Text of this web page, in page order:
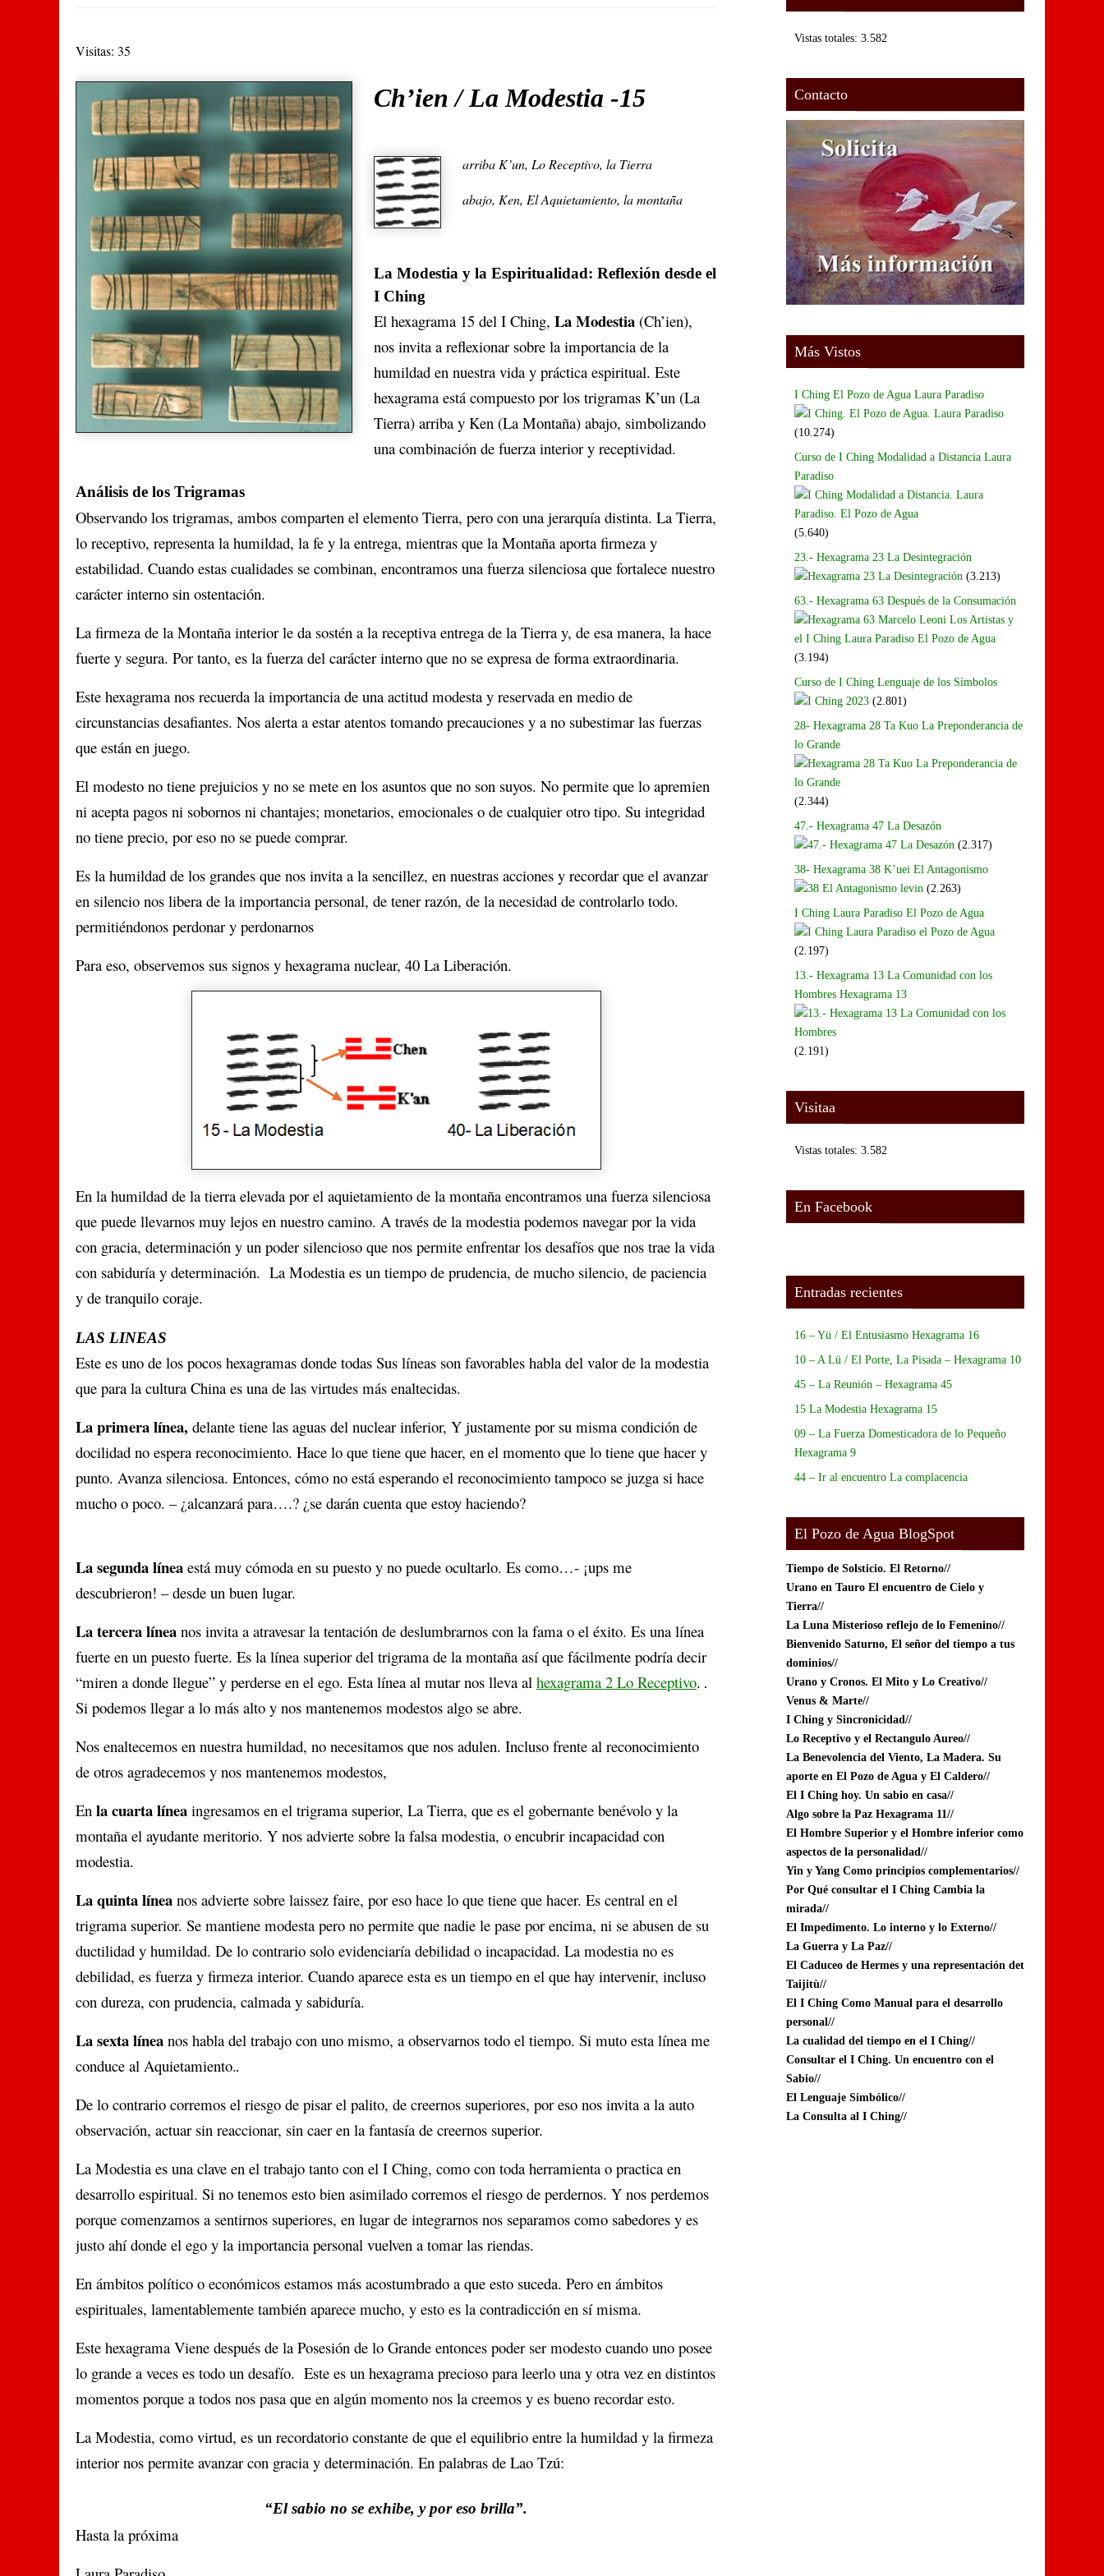
Visitas: 35
Ch’ien / La Modestia -15
arriba K’un, Lo Receptivo, la Tierra
abajo, Ken, El Aquietamiento, la montaña
La Modestia y la Espiritualidad: Reflexión desde el
I Ching
El hexagrama 15 del I Ching, La Modestia (Ch’ien),
nos invita a reflexionar sobre la importancia de la
humildad en nuestra vida y práctica espiritual. Este
hexagrama está compuesto por los trigramas K’un (La
Tierra) arriba y Ken (La Montaña) abajo, simbolizando
una combinación de fuerza interior y receptividad.
Análisis de los Trigramas
Observando los trigramas, ambos comparten el elemento Tierra, pero con una jerarquía distinta. La Tierra,
lo receptivo, representa la humildad, la fe y la entrega, mientras que la Montaña aporta firmeza y
estabilidad. Cuando estas cualidades se combinan, encontramos una fuerza silenciosa que fortalece nuestro
carácter interno sin ostentación.
La firmeza de la Montaña interior le da sostén a la receptiva entrega de la Tierra y, de esa manera, la hace
fuerte y segura. Por tanto, es la fuerza del carácter interno que no se expresa de forma extraordinaria.
Este hexagrama nos recuerda la importancia de una actitud modesta y reservada en medio de
circunstancias desafiantes. Nos alerta a estar atentos tomando precauciones y a no subestimar las fuerzas
que están en juego.
El modesto no tiene prejuicios y no se mete en los asuntos que no son suyos. No permite que lo apremien
ni acepta pagos ni sobornos ni chantajes; monetarios, emocionales o de cualquier otro tipo. Su integridad
no tiene precio, por eso no se puede comprar.
Es la humildad de los grandes que nos invita a la sencillez, en nuestras acciones y recordar que el avanzar
en silencio nos libera de la importancia personal, de tener razón, de la necesidad de controlarlo todo.
permitiéndonos perdonar y perdonarnos
Para eso, observemos sus signos y hexagrama nuclear, 40 La Liberación.
En la humildad de la tierra elevada por el aquietamiento de la montaña encontramos una fuerza silenciosa
que puede llevarnos muy lejos en nuestro camino. A través de la modestia podemos navegar por la vida
con gracia, determinación y un poder silencioso que nos permite enfrentar los desafíos que nos trae la vida
con sabiduría y determinación. La Modestia es un tiempo de prudencia, de mucho silencio, de paciencia
y de tranquilo coraje.
LAS LINEAS
Este es uno de los pocos hexagramas donde todas Sus líneas son favorables habla del valor de la modestia
que para la cultura China es una de las virtudes más enaltecidas.
La primera línea, delante tiene las aguas del nuclear inferior, Y justamente por su misma condición de
docilidad no espera reconocimiento. Hace lo que tiene que hacer, en el momento que lo tiene que hacer y
punto. Avanza silenciosa. Entonces, cómo no está esperando el reconocimiento tampoco se juzga si hace
mucho o poco. – ¿alcanzará para….? ¿se darán cuenta que estoy haciendo?
La segunda línea está muy cómoda en su puesto y no puede ocultarlo. Es como…- ¡ups me
descubrieron! – desde un buen lugar.
La tercera línea nos invita a atravesar la tentación de deslumbrarnos con la fama o el éxito. Es una línea
fuerte en un puesto fuerte. Es la línea superior del trigrama de la montaña así que fácilmente podría decir
“miren a donde llegue” y perderse en el ego. Esta línea al mutar nos lleva al hexagrama 2 Lo Receptivo.
Si podemos llegar a lo más alto y nos mantenemos modestos algo se abre.
Nos enaltecemos en nuestra humildad, no necesitamos que nos adulen. Incluso frente al reconocimiento
de otros agradecemos y nos mantenemos modestos,
En la cuarta línea ingresamos en el trigrama superior, La Tierra, que es el gobernante benévolo y la
montaña el ayudante meritorio. Y nos advierte sobre la falsa modestia, o encubrir incapacidad con
modestia.
La quinta línea nos advierte sobre laissez faire, por eso hace lo que tiene que hacer. Es central en el
trigrama superior. Se mantiene modesta pero no permite que nadie le pase por encima, ni se abusen de su
ductilidad y humildad. De lo contrario solo evidenciaría debilidad o incapacidad. La modestia no es
debilidad, es fuerza y firmeza interior. Cuando aparece esta es un tiempo en el que hay intervenir, incluso
con dureza, con prudencia, calmada y sabiduría.
La sexta línea nos habla del trabajo con uno mismo, a observarnos todo el tiempo. Si muto esta línea me
conduce al Aquietamiento.
De lo contrario corremos el riesgo de pisar el palito, de creernos superiores, por eso nos invita a la auto
observación, actuar sin reaccionar, sin caer en la fantasía de creernos superior.
La Modestia es una clave en el trabajo tanto con el I Ching, como con toda herramienta o practica en
desarrollo espiritual. Si no tenemos esto bien asimilado corremos el riesgo de perdernos. Y nos perdemos
porque comenzamos a sentirnos superiores, en lugar de integrarnos nos separamos como sabedores y es
justo ahí donde el ego y la importancia personal vuelven a tomar las riendas.
En ámbitos político o económicos estamos más acostumbrado a que esto suceda. Pero en ámbitos
espirituales, lamentablemente también aparece mucho, y esto es la contradicción en sí misma.
Este hexagrama Viene después de la Posesión de lo Grande entonces poder ser modesto cuando uno posee
lo grande a veces es todo un desafío. Este es un hexagrama precioso para leerlo una y otra vez en distintos
momentos porque a todos nos pasa que en algún momento nos la creemos y es bueno recordar esto.
La Modestia, como virtud, es un recordatorio constante de que el equilibrio entre la humildad y la firmeza
interior nos permite avanzar con gracia y determinación. En palabras de Lao Tzú:
“El sabio no se exhibe, y por eso brilla”.
Hasta la próxima
Vistas totales: 3.582
Contacto
Más Vistos
I Ching El Pozo de Agua Laura Paradiso
(10.274)
Curso de I Ching Modalidad a Distancia Laura
Paradiso
(5.640)
23.- Hexagrama 23 La Desintegración
(3.213)
63.- Hexagrama 63 Después de la Consumación
(3.194)
Curso de I Ching Lenguaje de los Símbolos
(2.801)
28- Hexagrama 28 Ta Kuo La Preponderancia de
lo Grande
(2.344)
47.- Hexagrama 47 La Desazón
(2.317)
38- Hexagrama 38 K’uei El Antagonismo
(2.263)
I Ching Laura Paradiso El Pozo de Agua
(2.197)
13.- Hexagrama 13 La Comunidad con los
Hombres Hexagrama 13
(2.191)
Visitaa
Vistas totales: 3.582
En Facebook
Entradas recientes
16 – Yü / El Entusiasmo Hexagrama 16
10 – A Lü / El Porte, La Pisada – Hexagrama 10
45 – La Reunión – Hexagrama 45
15 La Modestia Hexagrama 15
09 – La Fuerza Domesticadora de lo Pequeño
Hexagrama 9
44 – Ir al encuentro La complacencia
El Pozo de Agua BlogSpot
Tiempo de Solsticio. El Retorno//
Urano en Tauro El encuentro de Cielo y
Tierra//
La Luna Misterioso reflejo de lo Femenino//
Bienvenido Saturno, El señor del tiempo a tus
dominios//
Urano y Cronos. El Mito y Lo Creativo//
Venus & Marte//
I Ching y Sincronicidad//
Lo Receptivo y el Rectangulo Aureo//
La Benevolencia del Viento, La Madera. Su
aporte en El Pozo de Agua y El Caldero//
El I Ching hoy. Un sabio en casa//
Algo sobre la Paz Hexagrama 11//
El Hombre Superior y el Hombre inferior como
aspectos de la personalidad//
Yin y Yang Como principios complementarios//
Por Qué consultar el I Ching Cambia la
mirada//
El Impedimento. Lo interno y lo Externo//
La Guerra y La Paz//
El Caduceo de Hermes y una representación det
Taijitù//
El I Ching Como Manual para el desarrollo
personal//
La cualidad del tiempo en el I Ching//
Consultar el I Ching. Un encuentro con el
Sabio//
El Lenguaje Simbólico//
La Consulta al I Ching//